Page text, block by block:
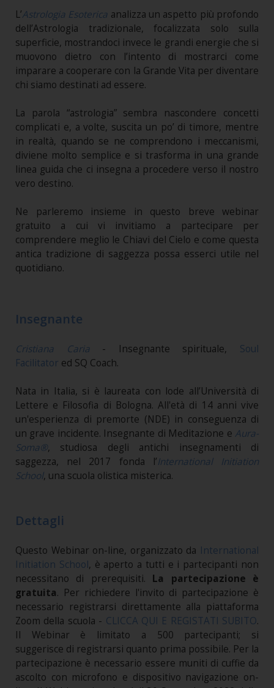
L’Astrologia Esoterica analizza un aspetto più profondo
dell’Astrologia tradizionale, focalizzata solo sulla
superficie, mostrandoci invece le grandi energie che si
muovono dietro con l’intento di mostrarci come
imparare a cooperare con la Grande Vita per diventare
chi siamo destinati ad essere.
La parola “astrologia” sembra nascondere concetti
complicati e, a volte, suscita un po’ di timore, mentre
in realtà, quando se ne comprendono i meccanismi,
diviene molto semplice e si trasforma in una grande
linea guida che ci insegna a procedere verso il nostro
vero destino.
Ne parleremo insieme in questo breve webinar
gratuito a cui vi invitiamo a partecipare per
comprendere meglio le Chiavi del Cielo e come questa
antica tradizione di saggezza possa esserci utile nel
quotidiano.
Insegnante
Cristiana Caria - Insegnante spirituale, Soul
Facilitator ed SQ Coach.
Nata in Italia, si è laureata con lode all’Università di
Lettere e Filosofia di Bologna. All'età di 14 anni vive
un'esperienza di premorte (NDE) in conseguenza di
un grave incidente. Insegnante di Meditazione e Aura-
Soma®, studiosa degli antichi insegnamenti di
saggezza, nel 2017 fonda l’International Initiation
School, una scuola olistica misterica.
Dettagli
Questo Webinar on-line, organizzato da International
Initiation School, è aperto a tutti e i partecipanti non
necessitano di prerequisiti. La partecipazione è
gratuita. Per richiedere l'invito di partecipazione è
necessario registrarsi direttamente alla piattaforma
Zoom della scuola - CLICCA QUI E REGISTATI SUBITO.
Il Webinar è limitato a 500 partecipanti; si
suggerisce di registrarsi quanto prima possibile. Per la
partecipazione è necessario essere muniti di cuffie da
ascolto con microfono e dispositivo navigazione on-